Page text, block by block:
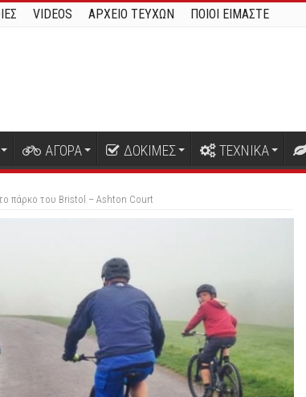
VIDEOS ΑΡΧΕΙΟ ΤΕΥΧΩΝ ΠΟΙΟΙ ΕΙΜΑΣΤΕ
ΑΓΟΡΑ ΔΟΚΙΜΕΣ ΤΕΧΝΙΚΑ
πάρκο του Bristol – Ashton Court